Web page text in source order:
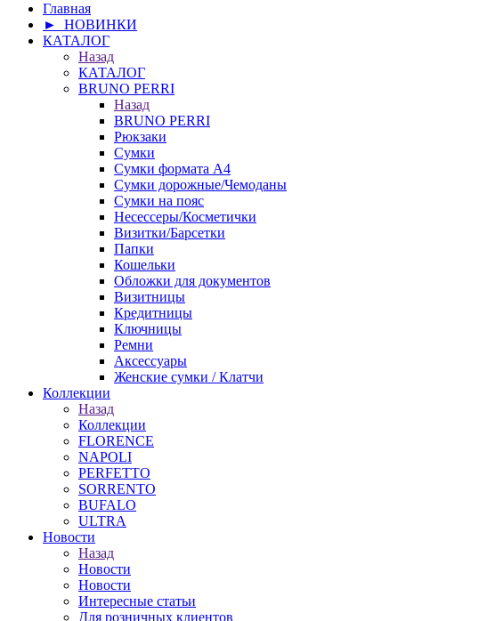
Главная
► НОВИНКИ
КАТАЛОГ
Назад
КАТАЛОГ
BRUNO PERRI
Назад
BRUNO PERRI
Рюкзаки
Сумки
Сумки формата А4
Сумки дорожные/Чемоданы
Сумки на пояс
Несессеры/Косметички
Визитки/Барсетки
Папки
Кошельки
Обложки для документов
Визитницы
Кредитницы
Ключницы
Ремни
Аксессуары
Женские сумки / Клатчи
Коллекции
Назад
Коллекции
FLORENCE
NAPOLI
PERFETTO
SORRENTO
BUFALO
ULTRA
Новости
Назад
Новости
Новости
Интересные статьи
Для розничных клиентов